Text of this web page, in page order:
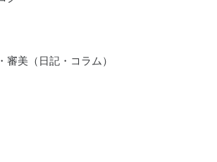
審美（日記・コラム）